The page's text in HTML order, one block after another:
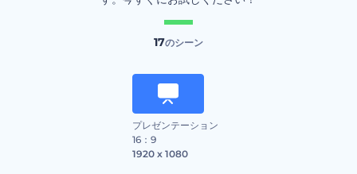
17のシーン
プレゼンテーション
16：9
1920 x 1080